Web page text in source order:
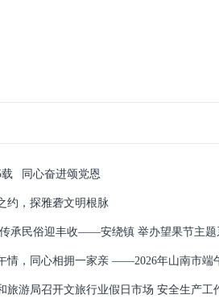
载 同心奋进颂党恩
约，探雅砻文明根脉
承民俗迎丰收——安绕镇 举办望果节主题
情，同心相拥一家亲 ——2026年山南市端
旅游局召开文旅行业假日市场 安全生产